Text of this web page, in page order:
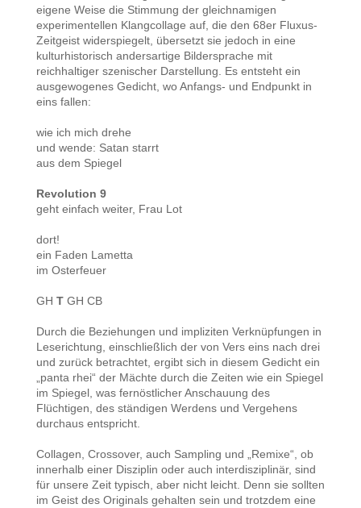
eigene Weise die Stimmung der gleichnamigen
experimentellen Klangcollage auf, die den 68er Fluxus-
Zeitgeist widerspiegelt, übersetzt sie jedoch in eine
kulturhistorisch andersartige Bildersprache mit
reichhaltiger szenischer Darstellung. Es entsteht ein
ausgewogenes Gedicht, wo Anfangs- und Endpunkt in
eins fallen:
wie ich mich drehe
und wende: Satan starrt
aus dem Spiegel
Revolution 9
geht einfach weiter, Frau Lot
dort!
ein Faden Lametta
im Osterfeuer
GH T GH CB
Durch die Beziehungen und impliziten Verknüpfungen in
Leserichtung, einschließlich der von Vers eins nach drei
und zurück betrachtet, ergibt sich in diesem Gedicht ein
„panta rhei“ der Mächte durch die Zeiten wie ein Spiegel
im Spiegel, was fernöstlicher Anschauung des
Flüchtigen, des ständigen Werdens und Vergehens
durchaus entspricht.
Collagen, Crossover, auch Sampling und „Remixe“, ob
innerhalb einer Disziplin oder auch interdisziplinär, sind
für unsere Zeit typisch, aber nicht leicht. Denn sie sollten
im Geist des Originals gehalten sein und trotzdem eine